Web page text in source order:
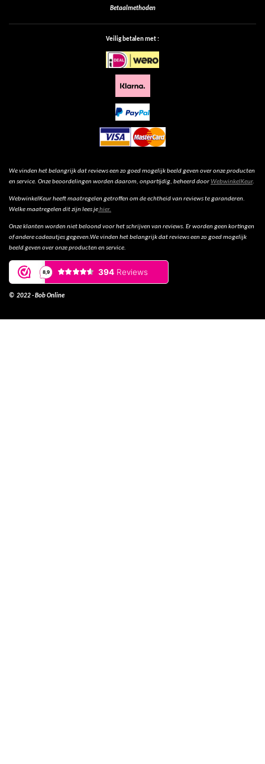
Betaalmethoden
Veilig betalen met :
We vinden het belangrijk dat reviews een zo goed mogelijk beeld geven over onze producten
en service. Onze beoordelingen worden daarom, onpartijdig, beheerd doorWebwinkelKeur.
WebwinkelKeur heeft maatregelen getroffen om de echtheid van reviews te garanderen.
Welke maatregelen dit zijn lees jehier.
Onze klanten worden niet beloond voor het schrijven van reviews. Er worden geen kortingen
of andere cadeautjes gegeven.We vinden het belangrijk dat reviews een zo goed mogelijk
beeld geven over onze producten en service.
© 2022 - Bob Online